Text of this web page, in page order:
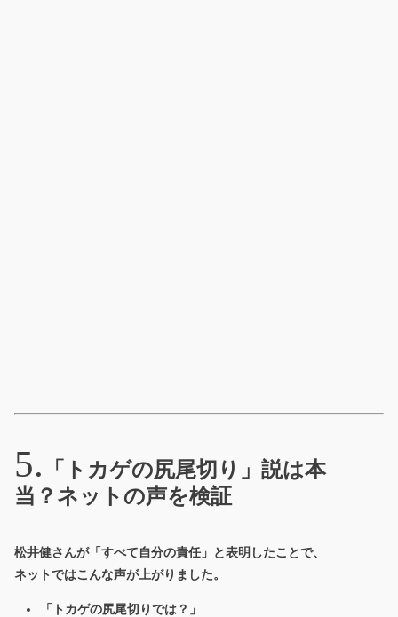
「トカゲの尻尾切り」説は本
当？ネットの声を検証
松井健さんが「すべて自分の責任」と表明したことで、
ネットではこんな声が上がりました。
「トカゲの尻尾切りでは？」